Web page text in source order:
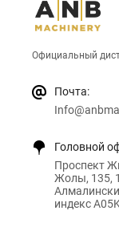
Официальный
Почта:
Головной
Проспект
Жолы, 135,
индекс